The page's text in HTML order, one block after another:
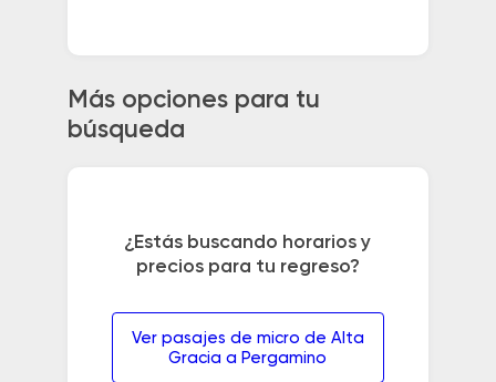
Más opciones para tu
búsqueda
¿Estás buscando horarios y
precios para tu regreso?
Ver pasajes de micro de Alta
Gracia a Pergamino